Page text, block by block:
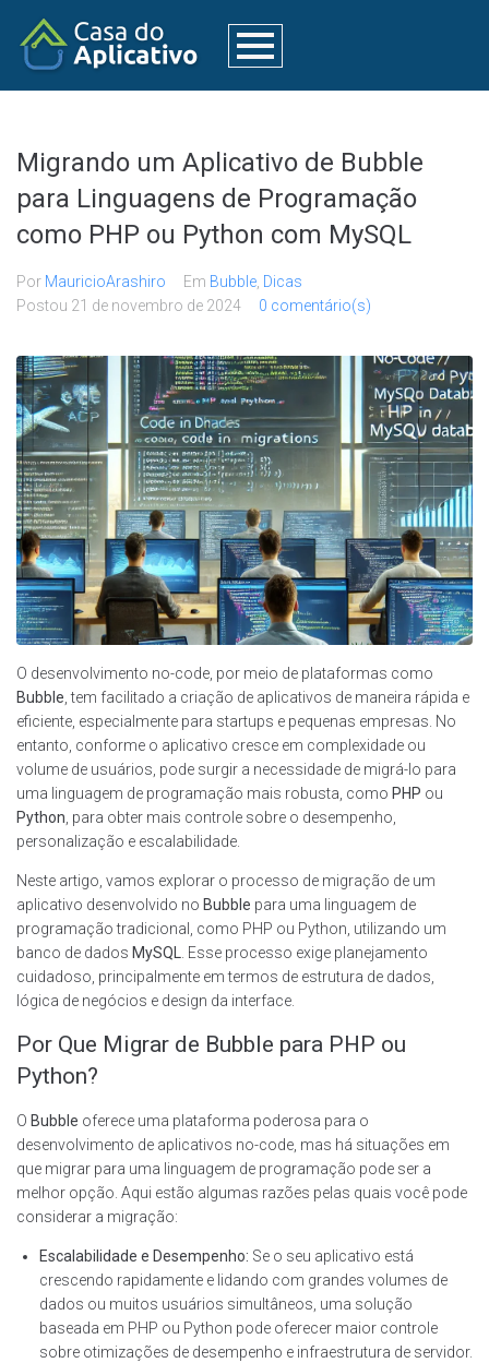
Migrando um Aplicativo de Bubble
para Linguagens de Programação
como PHP ou Python com MySQL
Por MauricioArashiro Em Bubble Dicas
Postou 21 de novembro de 2024 0 comentário(s)
O desenvolvimento no-code, por meio de plataformas como
Bubble, tem facilitado a criação de aplicativos de maneira rápida e
eficiente, especialmente para startups e pequenas empresas. No
entanto, conforme o aplicativo cresce em complexidade ou
volume de usuários, pode surgir a necessidade de migrá-lo para
uma linguagem de programação mais robusta, como PHP ou
Python, para obter mais controle sobre o desempenho,
personalização e escalabilidade.
Neste artigo, vamos explorar o processo de migração de um
aplicativo desenvolvido no Bubble para uma linguagem de
programação tradicional, como PHP ou Python, utilizando um
banco de dados MySQL. Esse processo exige planejamento
cuidadoso, principalmente em termos de estrutura de dados,
lógica de negócios e design da interface.
Por Que Migrar de Bubble para PHP ou
Python?
O Bubble oferece uma plataforma poderosa para o
desenvolvimento de aplicativos no-code, mas há situações em
que migrar para uma linguagem de programação pode ser a
melhor opção. Aqui estão algumas razões pelas quais você pode
considerar a migração:
Escalabilidade e Desempenho: Se o seu aplicativo está
crescendo rapidamente e lidando com grandes volumes de
dados ou muitos usuários simultâneos, uma solução
baseada em PHP ou Python pode oferecer maior controle
sobre otimizações de desempenho e infraestrutura de servidor.